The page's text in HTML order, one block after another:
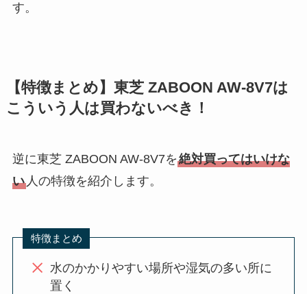
す。
【特徴まとめ】東芝 ZABOON AW-8V7は
こういう人は買わないべき！
逆に東芝 ZABOON AW-8V7を絶対買ってはいけな
い人の特徴を紹介します。
特徴まとめ
水のかかりやすい場所や湿気の多い所に
置く